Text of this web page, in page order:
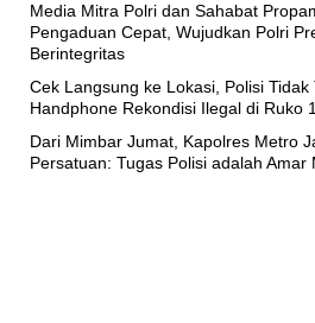
Media Mitra Polri dan Sahabat
Pengaduan Cepat, Wujudkan Polri
Berintegritas
Cek Langsung ke Lokasi, Polisi Tidak
Handphone Rekondisi Ilegal di Ruko
Dari Mimbar Jumat, Kapolres Metro
Persatuan: Tugas Polisi adalah Amar